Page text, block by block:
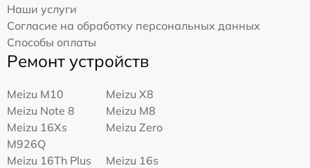
Наши услуги
Согласие на обработку персональных данных
Способы оплаты
Ремонт устройств
Meizu M10
Meizu X8
Meizu Note 8
Meizu M8
Meizu 16Xs
M926Q
Meizu Zero
Meizu 16Th Plus
Meizu 16s